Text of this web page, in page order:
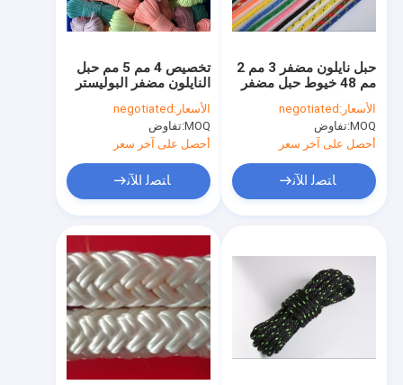
تخصيص 4 مم 5 مم حبل
النايلون مضفر البوليستر
حبل عاكس
الأسعار: negotiated
MOQ: تفاوض
أحصل على آخر سعر
ﺎﺘﺼﻟ ﺍﻶﻧ
حبل نايلون مضفر 3 مم 2
مم 48 خيوط حبل مضفر
ملون للزينة
الأسعار: negotiated
MOQ: تفاوض
أحصل على آخر سعر
ﺎﺘﺼﻟ ﺍﻶﻧ